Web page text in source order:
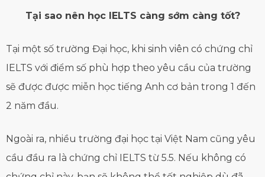
Tại sao nên học IELTS càng sớm càng tốt?
Tại một số trường Đại học, khi sinh viên có chứng chỉ
IELTS với điểm số phù hợp theo yêu cầu của trường
sẽ được được miễn học tiếng Anh cơ bản trong 1 đến
2 năm đầu.
Ngoài ra, nhiều trường đại học tại Việt Nam cũng yêu
cầu đầu ra là chứng chỉ IELTS từ 5.5. Nếu không có